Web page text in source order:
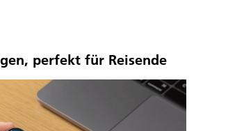
perfekt für Reisende